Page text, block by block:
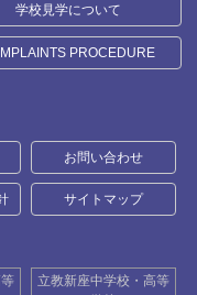
学校見学について
PROCEDURE
お問い合わせ
サイトマップ
立教新座中学校・高等